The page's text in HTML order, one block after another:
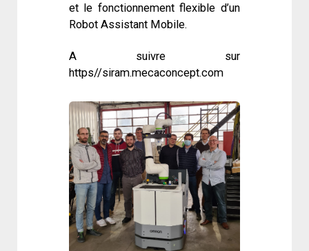
et le fonctionnement flexible d’un
Robot Assistant Mobile.
A suivre sur
https//siram.mecaconcept.com